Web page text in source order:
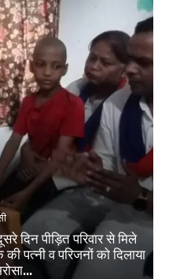
दिन पीड़ित परिवार से मिले
पत्नी व परिजनों को दिलाया